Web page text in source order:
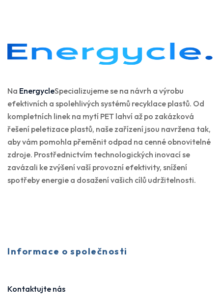
Na EnergycleSpecializujeme se na návrh a výrobu
efektivních a spolehlivých systémů recyklace plastů. Od
kompletních linek na mytí PET lahví až po zakázková
řešení peletizace plastů, naše zařízení jsou navržena tak,
aby vám pomohla přeměnit odpad na cenné obnovitelné
zdroje. Prostřednictvím technologických inovací se
zavázali ke zvýšení vaší provozní efektivity, snížení
spotřeby energie a dosažení vašich cílů udržitelnosti.
Informace o společnosti
Kontaktujte nás